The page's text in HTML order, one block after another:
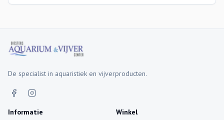
De specialist in aquaristiek en vijverproducten.
Informatie
Winkel